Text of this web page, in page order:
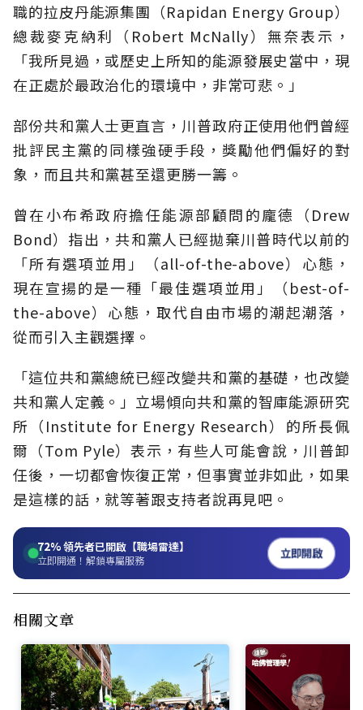
職的拉皮丹能源集團（Rapidan Energy Group）
總裁麥克納利（Robert McNally）無奈表示，
「我所見過，或歷史上所知的能源發展史當中，現
在正處於最政治化的環境中，非常可悲。」
部份共和黨人士更直言，川普政府正使用他們曾經
批評民主黨的同樣強硬手段，獎勵他們偏好的對
象，而且共和黨甚至還更勝一籌。
曾在小布希政府擔任能源部顧問的龐德（Drew
Bond）指出，共和黨人已經拋棄川普時代以前的
「所有選項並用」（all-of-the-above）心態，
現在宣揚的是一種「最佳選項並用」（best-of-
the-above）心態，取代自由市場的潮起潮落，
從而引入主觀選擇。
「這位共和黨總統已經改變共和黨的基礎，也改變
共和黨人定義。」立場傾向共和黨的智庫能源研究
所（Institute for Energy Research）的所長佩
爾（Tom Pyle）表示，有些人可能會說，川普卸
任後，一切都會恢復正常，但事實並非如此，如果
是這樣的話，就等著跟支持者說再見吧。
72%領先者已開啟【職場雷達】
立即開通！解鎖專屬服務 立即開啟
相關文章